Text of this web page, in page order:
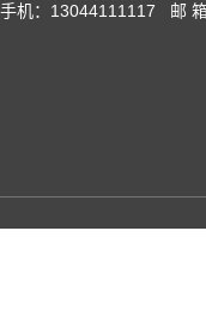
手机：13044111117 邮